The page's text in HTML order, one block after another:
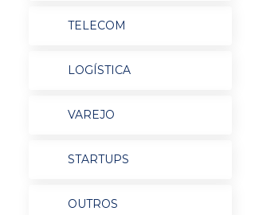
TELECOM
LOGÍSTICA
VAREJO
STARTUPS
OUTROS